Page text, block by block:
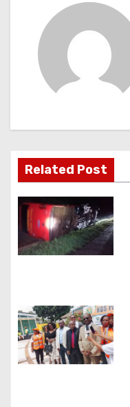
d
e
’
t
i
Related Post